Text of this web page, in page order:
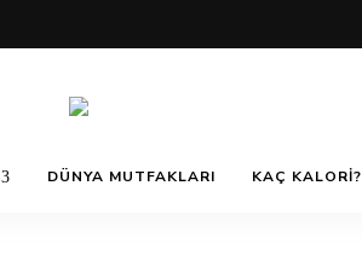
AfiyetOla
ve
Lezzetli,
DÜNYA MUTFAKLARI KAÇ KALORI?